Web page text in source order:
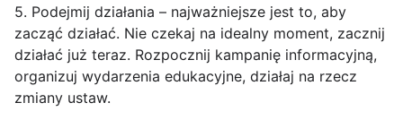
5. Podejmij działania – najważniejsze jest to, aby
zacząć działać. Nie czekaj na idealny moment, zacznij
działać już teraz. Rozpocznij kampanię informacyjną,
organizuj wydarzenia edukacyjne, działaj na rzecz
zmiany ustaw.